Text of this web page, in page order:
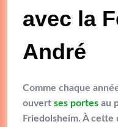
avec la
André
Comme chaque
ouvert ses portes au
Friedolsheim. À cette